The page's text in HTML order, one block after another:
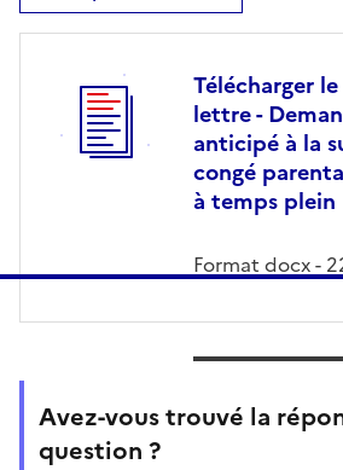
Télécharger
lettre -
anticipé à la
congé
à temps plein
Format docx-
Avez-vous trouvé la
question ?